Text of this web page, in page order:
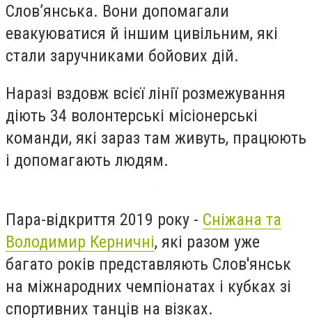
Слов’янська. Вони допомагали
евакуюватися й іншим цивільним, які
стали заручниками бойових дій.
Наразі вздовж всієї лінії розмежування
діють 34 волонтерські місіонерські
команди, які зараз там живуть, працюють
і допомагають людям.
Пара-відкриття 2019 року - Сніжана та
Володимир Керничні, які разом уже
багато років представляють Слов'янськ
на міжнародних чемпіонатах і кубках зі
спортивних танців на візках.